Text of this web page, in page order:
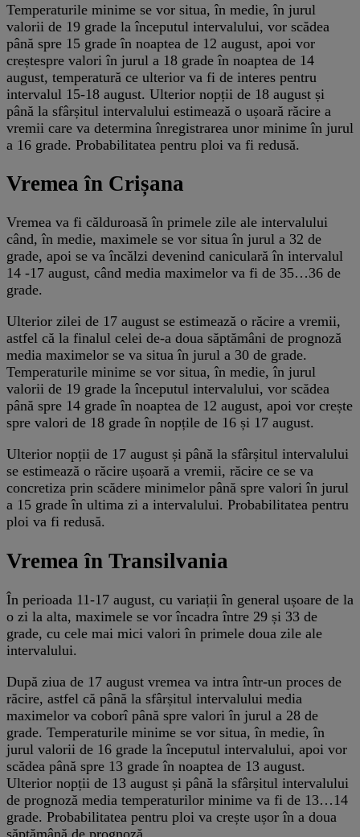
Temperaturile minime se vor situa, în medie, în jurul
valorii de 19 grade la începutul intervalului, vor scădea
până spre 15 grade în noaptea de 12 august, apoi vor
creștespre valori în jurul a 18 grade în noaptea de 14
august, temperatură ce ulterior va fi de interes pentru
intervalul 15-18 august. Ulterior nopții de 18 august și
până la sfârșitul intervalului estimează o ușoară răcire a
vremii care va determina înregistrarea unor minime în jurul
a 16 grade. Probabilitatea pentru ploi va fi redusă.
Vremea în Crișana
Vremea va fi călduroasă în primele zile ale intervalului
când, în medie, maximele se vor situa în jurul a 32 de
grade, apoi se va încălzi devenind caniculară în intervalul
14 -17 august, când media maximelor va fi de 35…36 de
grade.
Ulterior zilei de 17 august se estimează o răcire a vremii,
astfel că la finalul celei de-a doua săptămâni de prognoză
media maximelor se va situa în jurul a 30 de grade.
Temperaturile minime se vor situa, în medie, în jurul
valorii de 19 grade la începutul intervalului, vor scădea
până spre 14 grade în noaptea de 12 august, apoi vor crește
spre valori de 18 grade în nopțile de 16 și 17 august.
Ulterior nopții de 17 august și până la sfârșitul intervalului
se estimează o răcire ușoară a vremii, răcire ce se va
concretiza prin scădere minimelor până spre valori în jurul
a 15 grade în ultima zi a intervalului. Probabilitatea pentru
ploi va fi redusă.
Vremea în Transilvania
În perioada 11-17 august, cu variații în general ușoare de la
o zi la alta, maximele se vor încadra între 29 și 33 de
grade, cu cele mai mici valori în primele doua zile ale
intervalului.
După ziua de 17 august vremea va intra într-un proces de
răcire, astfel că până la sfârșitul intervalului media
maximelor va coborî până spre valori în jurul a 28 de
grade. Temperaturile minime se vor situa, în medie, în
jurul valorii de 16 grade la începutul intervalului, apoi vor
scădea până spre 13 grade în noaptea de 13 august.
Ulterior nopții de 13 august și până la sfârșitul intervalului
de prognoză media temperaturilor minime va fi de 13…14
grade. Probabilitatea pentru ploi va crește ușor în a doua